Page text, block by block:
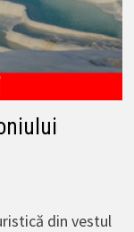
din vestul